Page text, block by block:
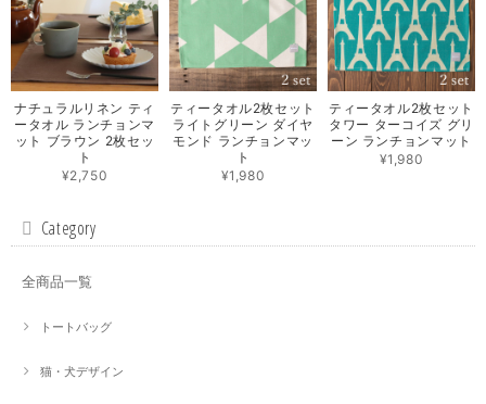
ナチュラルリネン ティ
ータオル ランチョンマ
ット ブラウン 2枚セッ
ト
¥2,750
ティータオル2枚セット
ライトグリーン ダイヤ
モンド ランチョンマッ
ト
¥1,980
ティータオル2枚セット
タワー ターコイズ グリ
ーン ランチョンマット
¥1,980
Category
全商品一覧
トートバッグ
猫・犬デザイン